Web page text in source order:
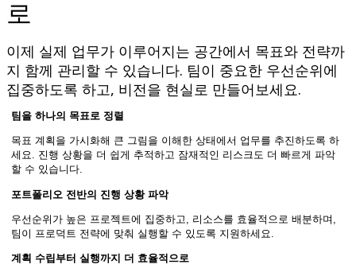
타임라인
TalkTrack
테이블
슬라이드
사용 사례
추천
Miroverse 살펴보기
다이어그램 작성
워크숍
브레인스토밍
로
이제 실제 업무가 이루어지는 공간에서 목표와 전략까
지 함께 관리할 수 있습니다. 팀이 중요한 우선순위에
집중하도록 하고, 비전을 현실로 만들어보세요.
팀을 하나의 목표로 정렬
목표 계획을 가시화해 큰 그림을 이해한 상태에서 업무를 추진하도록 하
세요. 진행 상황을 더 쉽게 추적하고 잠재적인 리스크도 더 빠르게 파악
할 수 있습니다.
포트폴리오 전반의 진행 상황 파악
우선순위가 높은 프로젝트에 집중하고, 리소스를 효율적으로 배분하며,
팀이 프로덕트 전략에 맞춰 실행할 수 있도록 지원하세요.
계획 수립부터 실행까지 더 효율적으로